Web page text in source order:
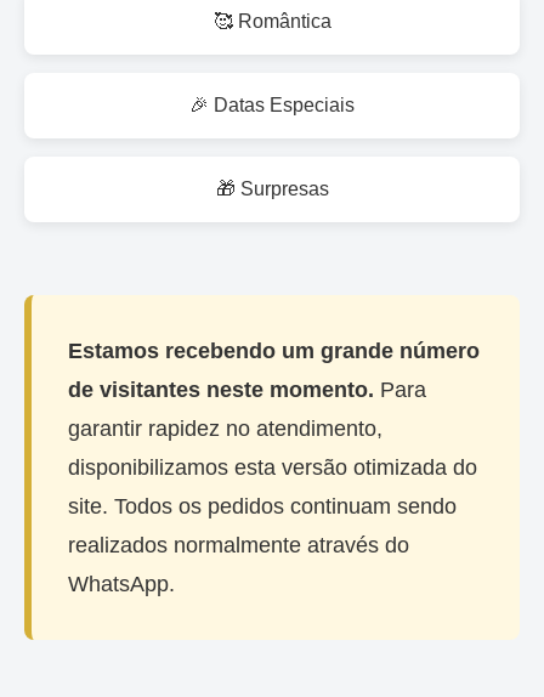
🥰 Romântica
🎉 Datas Especiais
🎁 Surpresas
Estamos recebendo um grande número
de visitantes neste momento. Para
garantir rapidez no atendimento,
disponibilizamos esta versão otimizada do
site. Todos os pedidos continuam sendo
realizados normalmente através do
WhatsApp.